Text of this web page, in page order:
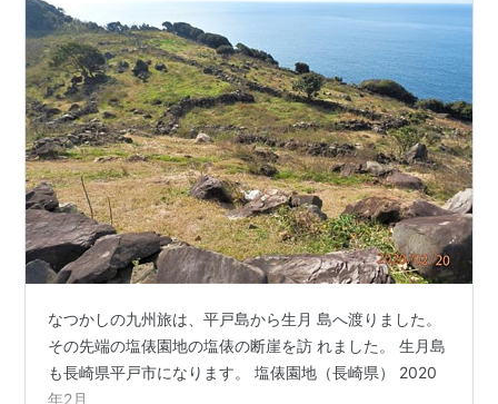
なつかしの九州旅は、平戸島から生月 島へ渡りました。
その先端の塩俵園地の塩俵の断崖を訪 れました。 生月島
も長崎県平戸市になります。 塩俵園地（長崎県） 2020
年2月